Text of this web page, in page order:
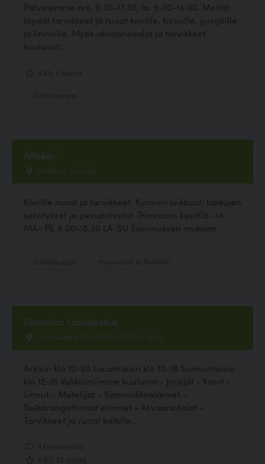
Palvelemme ark. 9.30-17.30, la. 9.00-14.00. Meiltä
löydät tarvikkeet ja ruoat koirille, kissoille, jyrsijöille
ja linnuille. Myös akvaariokalat ja tarvikkeet
kuuluvat...
Alfakor
Hirsitie 1, Kouvola
Koirille ruoat ja tarvikkeet. Kynsien leikkuut, takkujen
selvitykset ja pesupalvelut. Trimmaus kesällä -14
MA- PE 9.00-18.30 LA-SU Sopimuksen mukaan
Faunatar Länsikeskus
Markulantie 150, 20320 TURKU, Turku
Arkisin klo 10-20 Lauantaisin klo 10-18 Sunnuntaisin
klo 12-16 Valikoimiimme kuuluvat - Jyrsijät - Kanit -
Linnut - Matelijat - Sammakkoeläimet -
Selkärangattomat eläimet - Akvaariokalat -
Tarvikkeet ja ruoat kaikille...